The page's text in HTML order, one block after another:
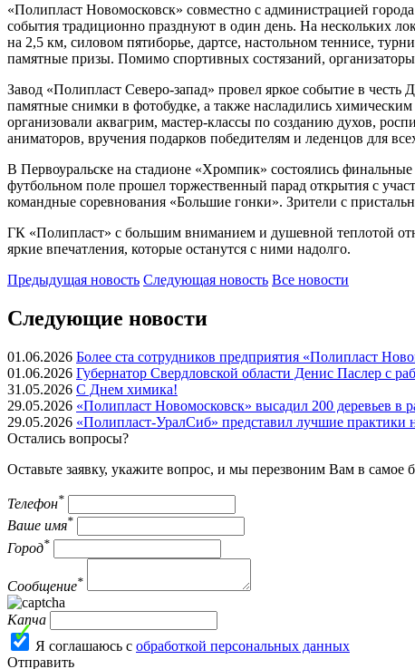
«Полипласт Новомосковск» совместно с администрацией
события традиционно празднуют в один день. На нескольких
на 2,5 км, силовом пятиборье, дартсе, настольном теннисе,
памятные призы. Помимо спортивных состязаний,
Завод «Полипласт Северо‑запад» провел яркое событие в
памятные снимки в фотобудке, а также насладились
организовали аквагрим, мастер-классы по созданию духов,
аниматоров, вручения подарков победителям и леденцов для
В Первоуральске на стадионе «Хромпик» состоялись
футбольном поле прошел торжественный парад открытия с
командные соревнования «Большие гонки». Зрители с
ГК «Полипласт» с большим вниманием и душевной теплотой
яркие впечатления, которые останутся с ними надолго.
Предыдущая новость Следующая новость Все новости
Следующие новости
01.06.2026 Более ста сотрудников предприятия «Полипласт
01.06.2026 Губернатор Свердловской области Денис Паслер с
31.05.2026 С Днем химика!
29.05.2026 «Полипласт Новомосковск» высадил 200 деревьев в
29.05.2026 «Полипласт-УралСиб» представил лучшие практики
Остались вопросы?
Оставьте заявку, укажите вопрос, и мы перезвоним Вам в самое
Телефон*
Ваше имя*
Город*
Сообщение*
Капча
Я соглашаюсь с обработкой персональных данных
Отправить